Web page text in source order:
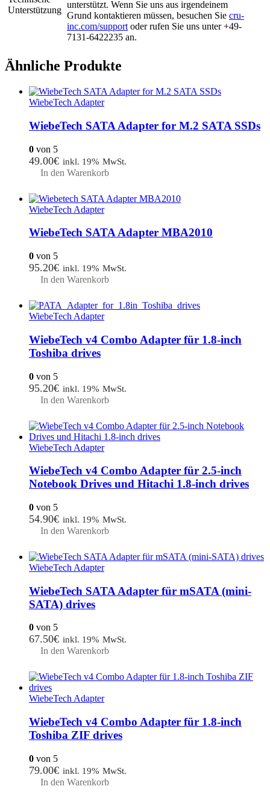
Unterstützung
unterstützt. Wenn Sie uns aus irgendeinem
Grund kontaktieren müssen, besuchen Sie cru-
inc.com/supportoder rufen Sie uns unter +49-
7131-6422235 an.
Ähnliche Produkte
WiebeTech Adapter
WiebeTech SATA Adapter for M.2 SATA SSDs
0 von 5
49.00€ inkl. 19% MwSt.
In den Warenkorb
WiebeTech Adapter
WiebeTech SATA Adapter MBA2010
0 von 5
95.20€ inkl. 19% MwSt.
In den Warenkorb
WiebeTech Adapter
WiebeTech v4 Combo Adapter für 1.8-inch
Toshiba drives
0 von 5
95.20€ inkl. 19% MwSt.
In den Warenkorb
WiebeTech Adapter
WiebeTech v4 Combo Adapter für 2.5-inch
Notebook Drives und Hitachi 1.8-inch drives
0 von 5
54.90€ inkl. 19% MwSt.
In den Warenkorb
WiebeTech Adapter
WiebeTech SATA Adapter für mSATA (mini-
SATA) drives
0 von 5
67.50€ inkl. 19% MwSt.
In den Warenkorb
WiebeTech Adapter
WiebeTech v4 Combo Adapter für 1.8-inch
Toshiba ZIF drives
0 von 5
79.00€ inkl. 19% MwSt.
In den Warenkorb